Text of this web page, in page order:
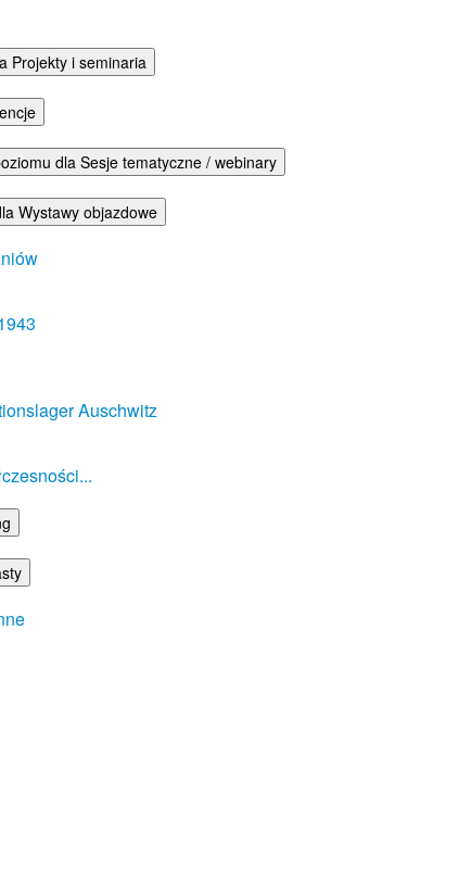
Projekty i seminaria
dla Sesje tematyczne / webinary
Wystawy objazdowe
Auschwitz